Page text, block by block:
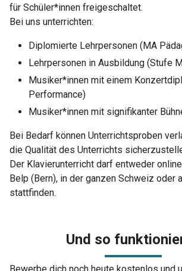
für Schüler*innen freigeschaltet.
Bei uns unterrichten:
Diplomierte Lehrpersonen (MA
Lehrpersonen in Ausbildung (Stufe
Musiker*innen mit einem
Performance)
Musiker*innen mit signifikanter
Bei Bedarf können Unterrichtsproben
die Qualität des Unterrichts
Der Klavierunterricht darf entweder
Belp (Bern), in der ganzen Schweiz oder
stattfinden.
Und so
Bewerbe dich noch heute kostenlos und